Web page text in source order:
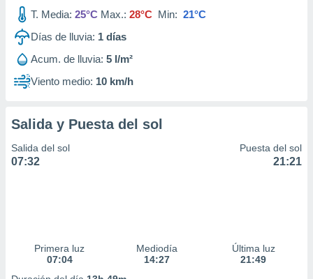
T. Media: 25°C Max.: 28°C Min: 21°C
Días de lluvia: 1 días
Acum. de lluvia: 5 l/m²
Viento medio: 10 km/h
Salida y Puesta del sol
Salida del sol
07:32
Puesta del sol
21:21
Primera luz
07:04
Mediodía
14:27
Última luz
21:49